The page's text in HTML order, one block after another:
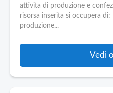
attivita di produzione e
risorsa inserita si occupera di:
produzione...
Vedi